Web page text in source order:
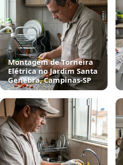
Montagem de Torneira
Elétrica no Jardim Santa
Genebra, Campinas‑SP